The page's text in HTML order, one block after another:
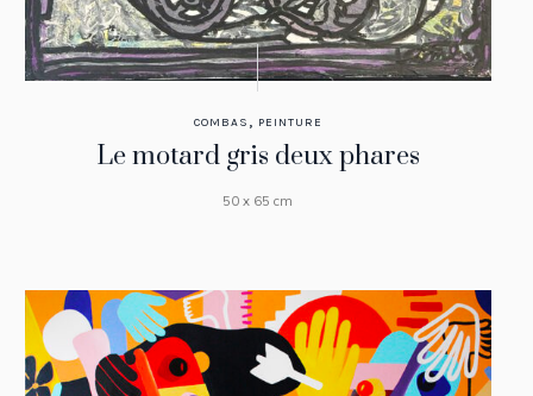
COMBAS , PEINTURE
Le motard gris deux phares
50 x 65 cm